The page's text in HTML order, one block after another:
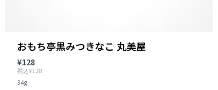
おもち亭黒みつきなこ 丸美屋
¥128
税込¥138
34g